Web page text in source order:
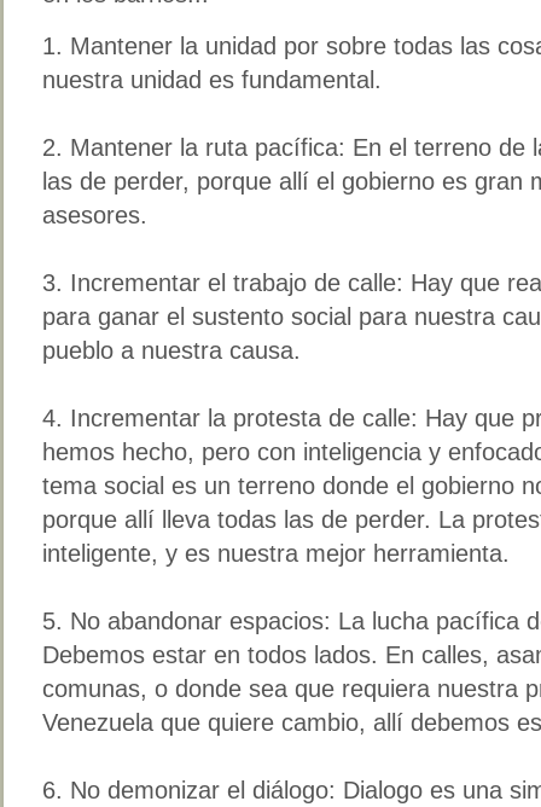
1. Mantener la unidad por sobre todas las
nuestra unidad es fundamental.
2. Mantener la ruta pacífica: En el terreno de
las de perder, porque allí el gobierno es gran
asesores.
3. Incrementar el trabajo de calle: Hay que
para ganar el sustento social para nuestra
pueblo a nuestra causa.
4. Incrementar la protesta de calle: Hay que
hemos hecho, pero con inteligencia y
tema social es un terreno donde el gobierno
porque allí lleva todas las de perder. La
inteligente, y es nuestra mejor herramienta.
5. No abandonar espacios: La lucha pacífica
Debemos estar en todos lados. En calles,
comunas, o donde sea que requiera nuestra
Venezuela que quiere cambio, allí debemos
6. No demonizar el diálogo: Dialogo es una